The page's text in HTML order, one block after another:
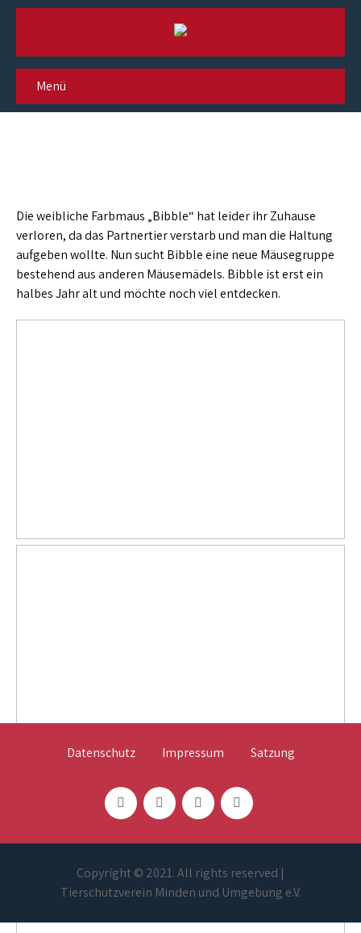
Menü
Die weibliche Farbmaus „Bibble“ hat leider ihr Zuhause
verloren, da das Partnertier verstarb und man die Haltung
aufgeben wollte. Nun sucht Bibble eine neue Mäusegruppe
bestehend aus anderen Mäusemädels. Bibble ist erst ein
halbes Jahr alt und möchte noch viel entdecken.
Datenschutz Impressum Satzung
Copyright © 2021. All rights reserved |
Tierschutzverein Minden und Umgebung e.V.